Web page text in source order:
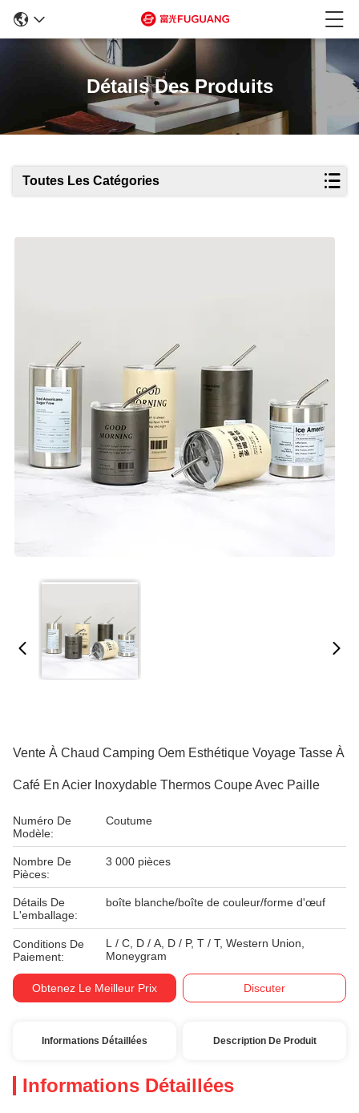
Détails Des Produits
Toutes Les Catégories
Vente À Chaud Camping Oem Esthétique Voyage Tasse À
Café En Acier Inoxydable Thermos Coupe Avec Paille
Numéro De
Modèle:
Coutume
Nombre De
Pièces:
3 000 pièces
Détails De
L'emballage:
boîte blanche/boîte de couleur/forme d'œuf
Conditions De
Paiement:
L / C, D / A, D / P, T / T, Western Union,
Moneygram
Obtenez Le Meilleur Prix Discuter
Informations Détaillées Description De Produit
Informations Détaillées